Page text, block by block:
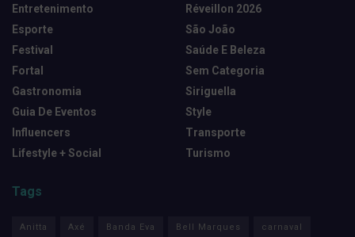
Entretenimento
Esporte
Festival
Fortal
Gastronomia
Guia De Eventos
Influencers
Lifestyle + Social
Réveillon 2026
São João
Saúde E Beleza
Sem Categoria
Siriguella
Style
Transporte
Turismo
Tags
Anitta Axé Banda Eva Bell Marques carnaval